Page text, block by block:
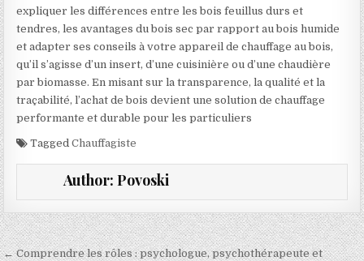
expliquer les différences entre les bois feuillus durs et
tendres, les avantages du bois sec par rapport au bois humide
et adapter ses conseils à votre appareil de chauffage au bois,
qu’il s’agisse d’un insert, d’une cuisinière ou d’une chaudière
par biomasse. En misant sur la transparence, la qualité et la
traçabilité, l’achat de bois devient une solution de chauffage
performante et durable pour les particuliers
TaggedChauffagiste
Author: Povoski
← Comprendre les rôles : psychologue, psychothérapeute et